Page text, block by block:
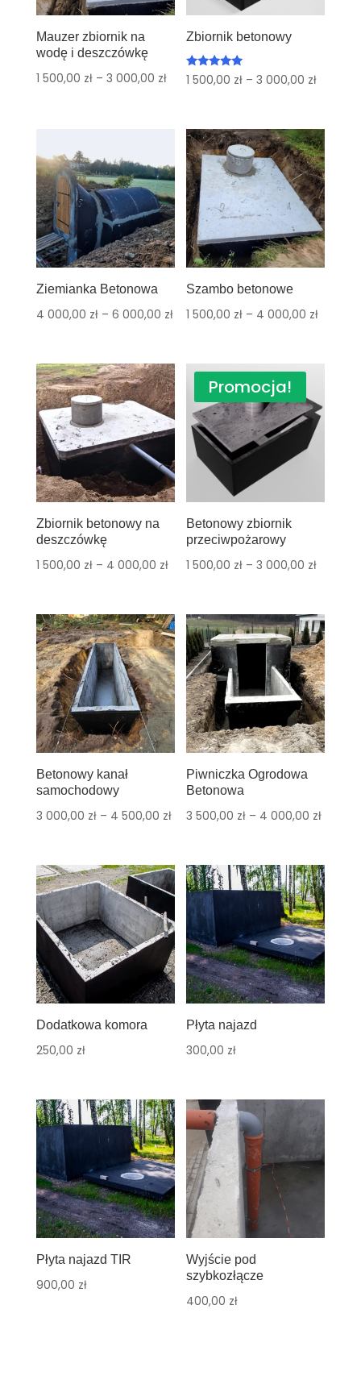
Mauzer zbiornik na
wodę i deszczówkę
1 500,00 zł– 3 000,00 zł
Zbiornik betonowy
Oceniono
5.00
1 500,00 zł –3 000,00 zł
Ziemianka Betonowa
4 000,00 zł– 6 000,00 zł
Szambo betonowe
1 500,00 zł – 4 000,00 zł
Zbiornik betonowy na
deszczówkę
1 500,00 zł– 4 000,00 zł
Promocja!
Betonowy zbiornik
przeciwpożarowy
1 500,00 zł –3 000,00 zł
Betonowy kanał
samochodowy
3 000,00 zł– 4 500,00 zł
Piwniczka Ogrodowa
Betonowa
3 500,00 zł – 4 000,00 zł
Dodatkowa komora
250,00 zł
Płyta najazd
300,00 zł
Płyta najazd TIR
900,00 zł
Wyjście pod
szybkozłącze
400,00 zł